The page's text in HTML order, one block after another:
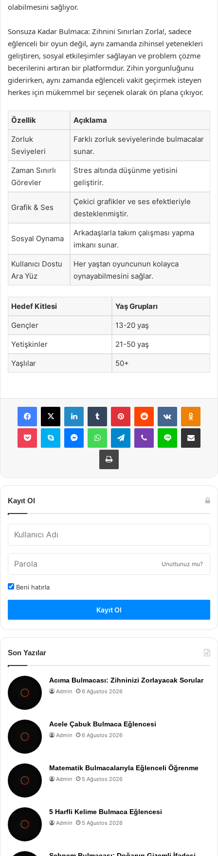
olabilmesini sağlıyor.
Sonsuza Kadar Bulmaca: Zihnini Sınırları Zorla!, sadece
eğlenceli bir oyun değil, aynı zamanda zihinsel yetenekleri
geliştiren, sosyal etkileşimler sağlayan ve problem çözme
becerilerini artıran bir platformdur. Zihin yorgunluğunu
giderirken, aynı zamanda eğlenceli vakit geçirmek isteyen
herkes için mükemmel bir seçenek olarak ön plana çıkıyor.
Özellik Açıklama
Zorluk
Seviyeleri
Farklı zorluk seviyelerinde bulmacalar
sunar.
Zaman Sınırlı
Görevler
Stres altında düşünme yetisini
geliştirir.
Grafik & Ses
Çekici grafikler ve ses efektleriyle
desteklenmiştir.
Sosyal Oynama
Arkadaşlarla takım çalışması yapma
imkanı sunar.
Kullanıcı Dostu
Ara Yüz
Her yaştan oyuncunun kolayca
oynayabilmesini sağlar.
Hedef Kitlesi Yaş Grupları
Gençler 13-20 yaş
Yetişkinler 21-50 yaş
Yaşlılar 50+
Facebook
X LinkedInTumblr PinterestReddit VKontakte
Pocket Skype MessengerWhatsAppTelegramViber Line E-Posta ile
Yazdır
Kayıt Ol
Unuttunuz mu?
Beni hatırla
Kayıt Ol
Son Yazılar
Acıma Bulmacası: Zihninizi Zorlayacak Sorular
Admin 6 Ağustos 2026
Acele Çabuk Bulmaca Eğlencesi
Admin 6 Ağustos 2026
Matematik Bulmacalarıyla Eğlenceli Öğrenme
Admin 5 Ağustos 2026
5 Harfli Kelime Bulmaca Eğlencesi
Admin 5 Ağustos 2026